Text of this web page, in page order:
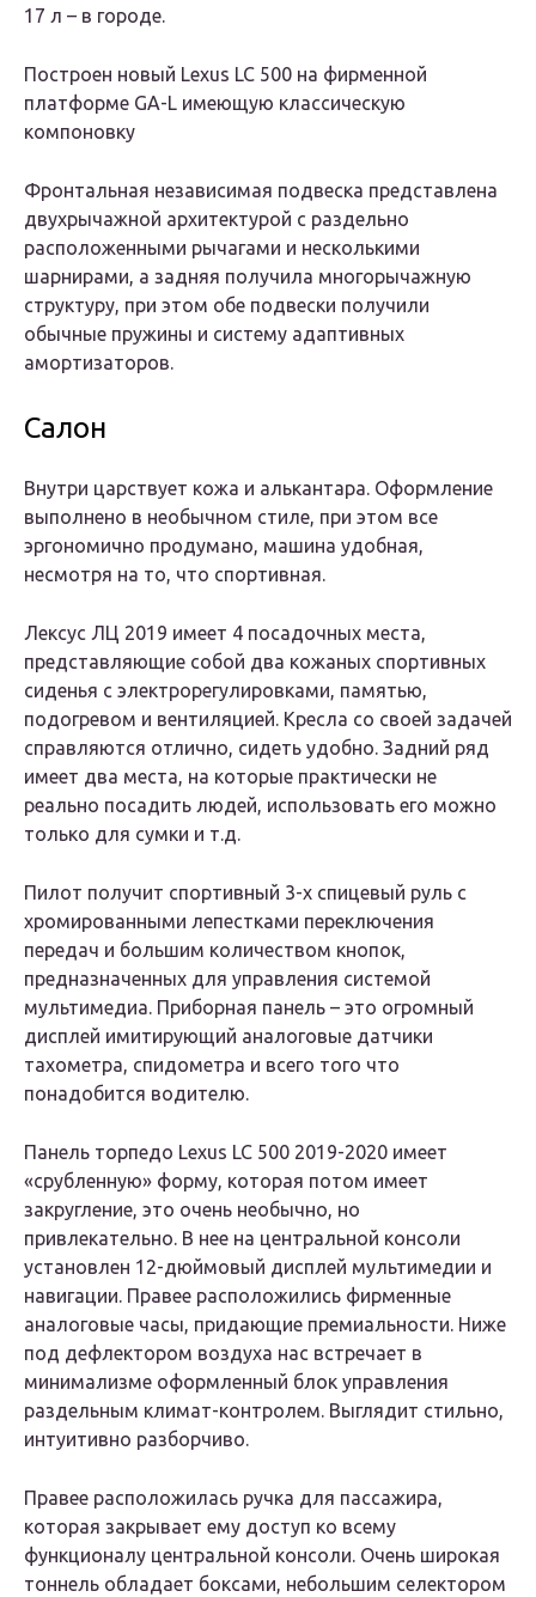
17 л – в городе.
Построен новый Lexus LC 500 на фирменной
платформе GA-L имеющую классическую
компоновку
Фронтальная независимая подвеска представлена
двухрычажной архитектурой с раздельно
расположенными рычагами и несколькими
шарнирами, а задняя получила многорычажную
структуру, при этом обе подвески получили
обычные пружины и систему адаптивных
амортизаторов.
Салон
Внутри царствует кожа и алькантара. Оформление
выполнено в необычном стиле, при этом все
эргономично продумано, машина удобная,
несмотря на то, что спортивная.
Лексус ЛЦ 2019 имеет 4 посадочных места,
представляющие собой два кожаных спортивных
сиденья с электрорегулировками, памятью,
подогревом и вентиляцией. Кресла со своей задачей
справляются отлично, сидеть удобно. Задний ряд
имеет два места, на которые практически не
реально посадить людей, использовать его можно
только для сумки и т.д.
Пилот получит спортивный 3-х спицевый руль с
хромированными лепестками переключения
передач и большим количеством кнопок,
предназначенных для управления системой
мультимедиа. Приборная панель – это огромный
дисплей имитирующий аналоговые датчики
тахометра, спидометра и всего того что
понадобится водителю.
Панель торпедо Lexus LC 500 2019-2020 имеет
«срубленную» форму, которая потом имеет
закругление, это очень необычно, но
привлекательно. В нее на центральной консоли
установлен 12-дюймовый дисплей мультимедии и
навигации. Правее расположились фирменные
аналоговые часы, придающие премиальности. Ниже
под дефлектором воздуха нас встречает в
минимализме оформленный блок управления
раздельным климат-контролем. Выглядит стильно,
интуитивно разборчиво.
Правее расположилась ручка для пассажира,
которая закрывает ему доступ ко всему
функционалу центральной консоли. Очень широкая
тоннель обладает боксами, небольшим селектором